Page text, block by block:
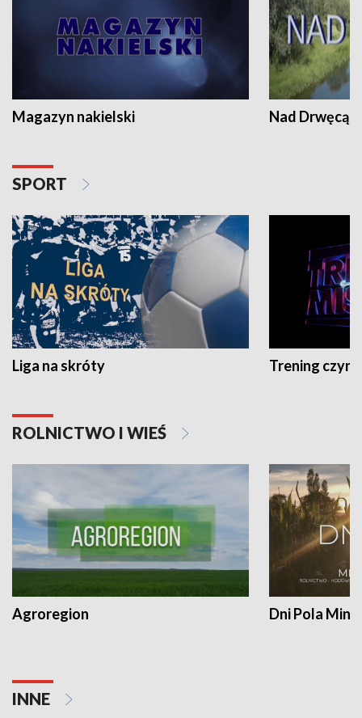
Magazyn nakielski Nad Drwęcą
SPORT
Liga na skróty Trening czyni
ROLNICTWO I WIEŚ
Agroregion Dni Pola
INNE